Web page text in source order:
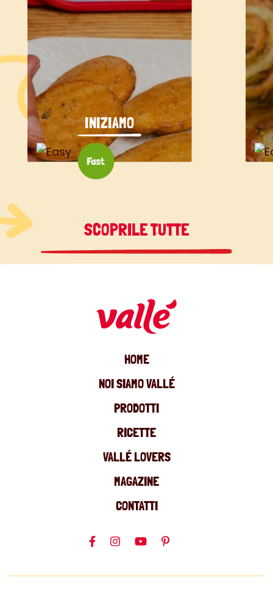
INIZIAMO
SCOPRILE TUTTE
HOME
NOI SIAMO VALLÉ
PRODOTTI
RICETTE
VALLÉ LOVERS
MAGAZINE
CONTATTI